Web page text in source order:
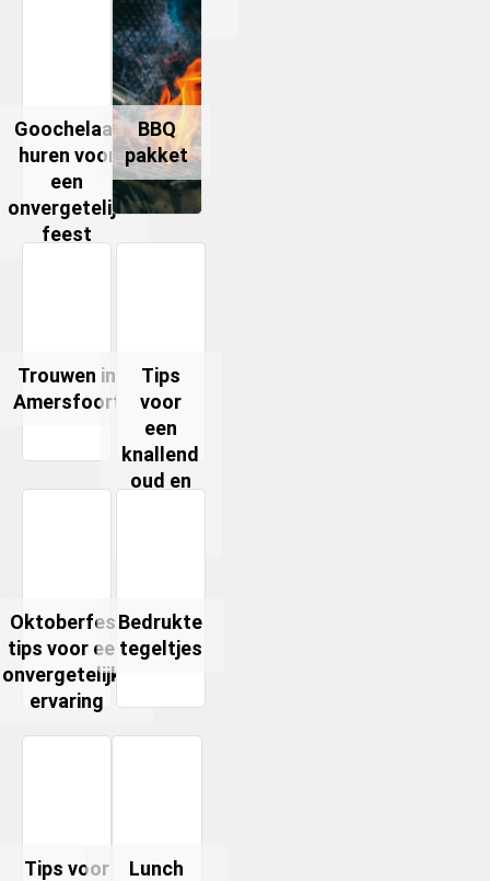
te maken
Goochelaar
huren voor
een
onvergetelijk
feest
BBQ
pakket
Trouwen in
Amersfoort
Tips
voor
een
knallend
oud en
Oktoberfest
tips voor een
onvergetelijke
ervaring
Bedrukte
tegeltjes
Tips voor
Lunch